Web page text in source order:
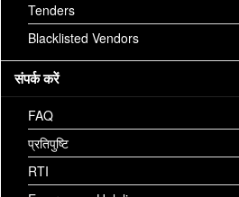
Tenders
Blacklisted Vendors
संपर्क करें
FAQ
प्रतिपुष्टि
RTI
माहिती अधिकार कायदा कलम- 4
वार्षिक रिपोर्ट
संस्थान नियम
सांख्यिकी अहवाल
सूचना